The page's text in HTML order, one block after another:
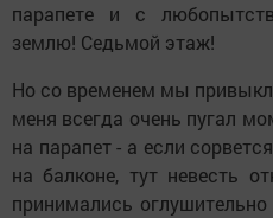
парапете и с
землю! Седьмой этаж!
Но со временем мы
меня всегда очень пугал
на парапет - а если
на балконе, тут невесть
принимались